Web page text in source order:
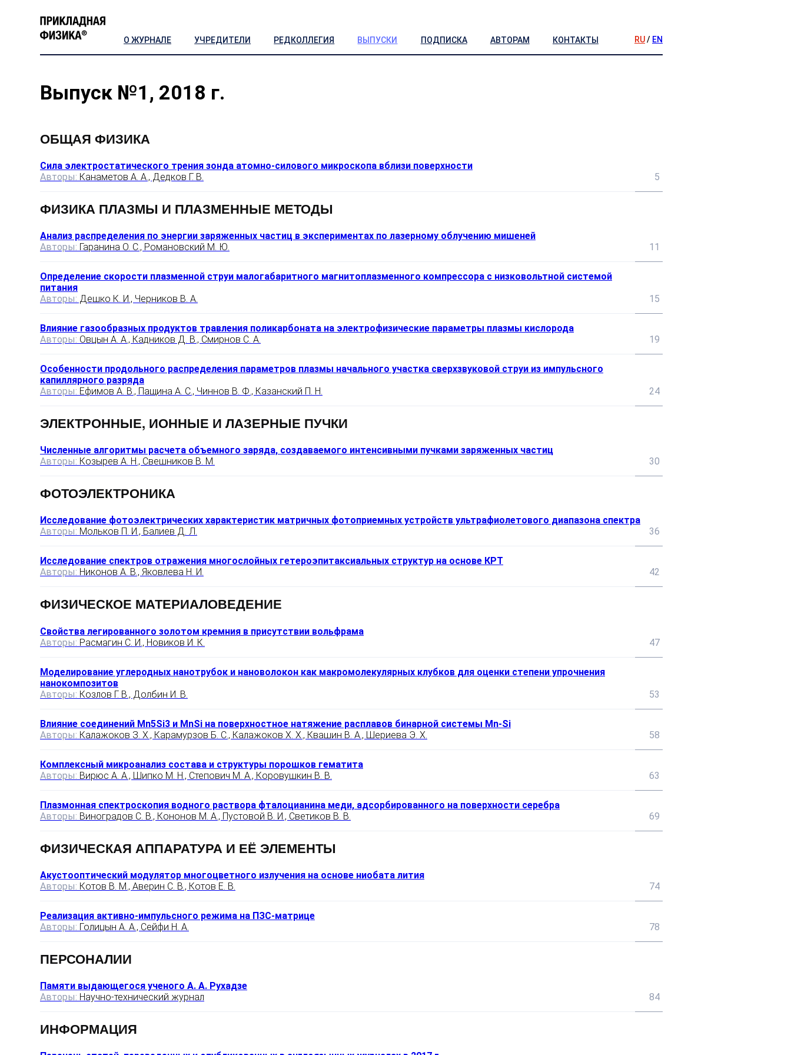
О ЖУРНАЛЕ УЧРЕДИТЕЛИ РЕДКОЛЛЕГИЯ ВЫПУСКИ ПОДПИСКА АВТОРАМ КОНТАКТЫ RU/ EN
Выпуск №1, 2018 г.
ОБЩАЯ ФИЗИКА
Сила электростатического трения зонда атомно-силового микроскопа вблизи поверхности
Авторы: Канаметов А. А., Дедков Г. В. 5
ФИЗИКА ПЛАЗМЫ И ПЛАЗМЕННЫЕ МЕТОДЫ
Анализ распределения по энергии заряженных частиц в экспериментах по лазерному облучению мишеней
Авторы: Гаранина О. С., Романовский М. Ю. 11
Определение скорости плазменной струи малогабаритного магнитоплазменного компрессора с низковольтной системой
питания
Авторы: Дешко К. И., Черников В. А. 15
Влияние газообразных продуктов травления поликарбоната на электрофизические параметры плазмы кислорода
Авторы: Овцын А. А., Кадников Д. В., Смирнов С. А. 19
Особенности продольного распределения параметров плазмы начального участка сверхзвуковой струи из импульсного
капиллярного разряда
Авторы: Ефимов А. В., Пащина А. С., Чиннов В. Ф., Казанский П. Н. 24
ЭЛЕКТРОННЫЕ, ИОННЫЕ И ЛАЗЕРНЫЕ ПУЧКИ
Численные алгоритмы расчета объемного заряда, создаваемого интенсивными пучками заряженных частиц
Авторы: Козырев А. Н., Свешников В. М. 30
ФОТОЭЛЕКТРОНИКА
Исследование фотоэлектрических характеристик матричных фотоприемных устройств ультрафиолетового диапазона спектра
Авторы: Мольков П. И., Балиев Д. Л. 36
Исследование спектров отражения многослойных гетероэпитаксиальных структур на основе КРТ
Авторы: Никонов А. В., Яковлева Н. И. 42
ФИЗИЧЕСКОЕ МАТЕРИАЛОВЕДЕНИЕ
Свойства легированного золотом кремния в присутствии вольфрама
Авторы: Расмагин С. И., Новиков И. К. 47
Моделирование углеродных нанотрубок и нановолокон как макромолекулярных клубков для оценки степени упрочнения
нанокомпозитов
Авторы: Козлов Г. В., Долбин И. В. 53
Влияние соединений Mn5Si3 и MnSi на поверхностное натяжение расплавов бинарной системы Mn-Si
Авторы: Калажоков З. Х., Карамурзов Б. С., Калажоков Х. Х., Квашин В. А., Шериева Э. Х. 58
Комплексный микроанализ состава и структуры порошков гематита
Авторы: Вирюс А. А., Шипко М. Н., Степович М. А., Коровушкин В. В. 63
Плазмонная спектроскопия водного раствора фталоцианина меди, адсорбированного на поверхности серебра
Авторы: Виноградов C. В., Кононов М. А., Пустовой В. И., Светиков В. В. 69
ФИЗИЧЕСКАЯ АППАРАТУРА И ЕЁ ЭЛЕМЕНТЫ
Акустооптический модулятор многоцветного излучения на основе ниобата лития
Авторы: Котов В. М., Аверин С. В., Котов Е. В. 74
Реализация активно-импульсного режима на ПЗС-матрице
Авторы: Голицын А. А., Сейфи Н. А. 78
ПЕРСОНАЛИИ
Памяти выдающегося ученого А. А. Рухадзе
Авторы: Научно-технический журнал 84
ИНФОРМАЦИЯ